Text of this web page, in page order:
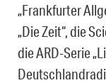
„Frankfurter
„Die Zeit“, die
die ARD-Serie